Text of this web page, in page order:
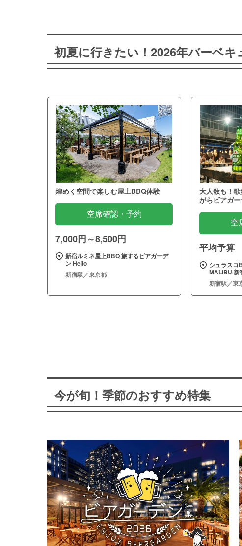
初夏に行きたい！2026年バーベ
煌めく空間で楽しむ屋上BBQ体験
空席確認・予約
7,000円～8,500円
新宿ルミネ屋上BBQ 旅するビアガーデ
ン Hello
新宿駅／東京都
大人数も！
がらビアガ
空
平均予算
シュラスコ
MALIBU 新
新宿駅／東
今が旬！季節のおすすめ特集